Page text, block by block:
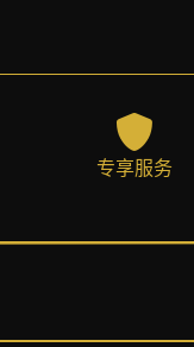
专享服务